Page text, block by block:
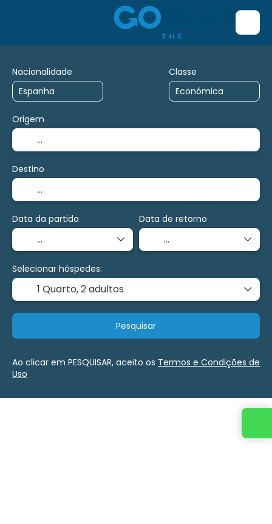
Nacionalidade Classe
Origem
Destino
Data da partida Data de retorno
Selecionar hóspedes:
1 Quarto,2 adultos
Pesquisar
Ao clicar em PESQUISAR, aceito os Termos e Condições de
Uso